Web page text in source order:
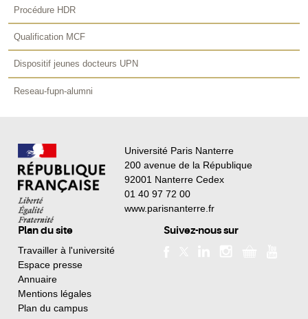
Procédure HDR
Qualification MCF
Dispositif jeunes docteurs UPN
Reseau-fupn-alumni
Université Paris Nanterre
200 avenue de la République
92001 Nanterre Cedex
01 40 97 72 00
www.parisnanterre.fr
Plan du site
Travailler à l'université
Espace presse
Annuaire
Mentions légales
Plan du campus
Suivez-nous sur